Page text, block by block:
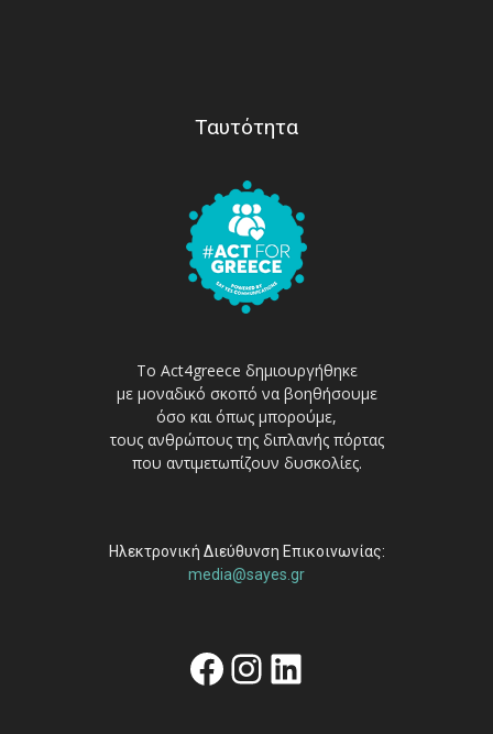
Ταυτότητα
Το Act4greece δημιουργήθηκε
με μοναδικό σκοπό να βοηθήσουμε
όσο και όπως μπορούμε,
τους ανθρώπους της διπλανής πόρτας
που αντιμετωπίζουν δυσκολίες.
Ηλεκτρονική Διεύθυνση Επικοινωνίας:
media@sayes.gr
Facebook
Instagram
Linkedin